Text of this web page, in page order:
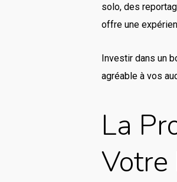
solo, des
offre une
Investir dans un
agréable à vos
La
Votre